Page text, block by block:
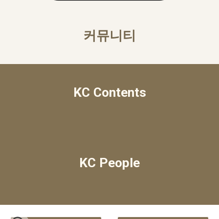
커뮤니티
KC Contents
KC People